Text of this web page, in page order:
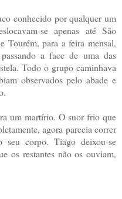
conhecido por qualquer um
se apenas até São
Tourém, para a feira mensal,
a face de uma das
Todo o grupo caminhava
observados pelo abade e
um martírio. O suor frio que
agora parecia correr
seu corpo. Tiago deixou-se
os restantes não os ouviam,